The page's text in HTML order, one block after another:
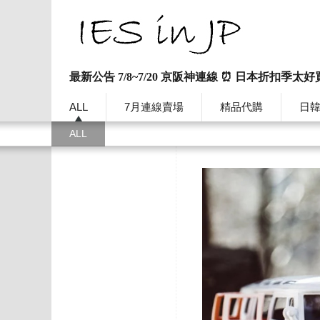
ALL 7月連線賣場 精品代購 日
最新公告 7/8~7/20 京阪神連線 ⏰ 日本折扣季
ALL